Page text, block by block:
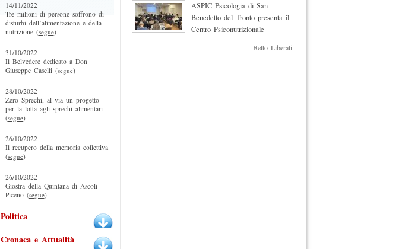
14/11/2022
Tre milioni di persone soffrono di
disturbi dell’alimentazione e della
nutrizione (segue)
31/10/2022
Il Belvedere dedicato a Don
Giuseppe Caselli (segue)
28/10/2022
Zero Sprechi, al via un progetto
per la lotta agli sprechi alimentari
(segue)
26/10/2022
Il recupero della memoria collettiva
(segue)
26/10/2022
Giostra della Quintana di Ascoli
Piceno (segue)
Politica
Cronaca e Attualità
ASPIC Psicologia di San
Benedetto del Tronto presenta il
Centro Psiconutrizionale
Betto Liberati